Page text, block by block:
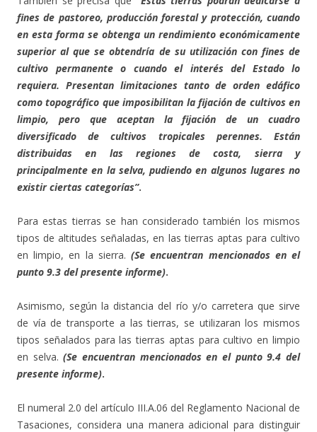
fines de pastoreo, producción forestal y protección, cuando
en esta forma se obtenga un rendimiento económicamente
superior al que se obtendría de su utilización con fines de
cultivo permanente o cuando el interés del Estado lo
requiera. Presentan limitaciones tanto de orden edáfico
como topográfico que imposibilitan la fijación de cultivos en
limpio, pero que aceptan la fijación de un cuadro
diversificado de cultivos tropicales perennes. Están
distribuidas en las regiones de costa, sierra y
principalmente en la selva, pudiendo en algunos lugares no
existir ciertas categorías”.
Para estas tierras se han considerado también los mismos
tipos de altitudes señaladas, en las tierras aptas para cultivo
en limpio, en la sierra.(Se encuentran mencionados en el
punto 9.3 del presente informe).
Asimismo, según la distancia del río y/o carretera que sirve
de vía de transporte a las tierras, se utilizaran los mismos
tipos señalados para las tierras aptas para cultivo en limpio
en selva.(Se encuentran mencionados en el punto 9.4 del
presente informe).
El numeral 2.0 del artículo III.A.06 del Reglamento Nacional de
Tasaciones, considera una manera adicional para distinguir